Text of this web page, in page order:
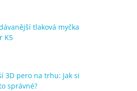
tlaková myčka
K5
3D pero na trhu: Jak si
správné?